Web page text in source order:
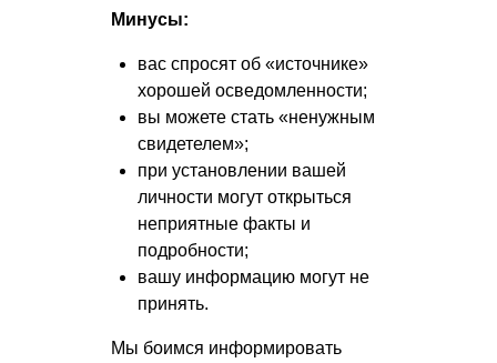
Минусы:
вас спросят об «источнике»
хорошей осведомленности;
вы можете стать «ненужным
свидетелем»;
при установлении вашей
личности могут открыться
неприятные факты и
подробности;
вашу информацию могут не
принять.
Мы боимся информировать